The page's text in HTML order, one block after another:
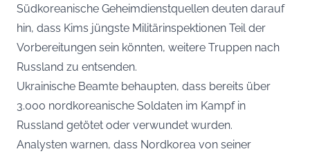
Südkoreanische Geheimdienstquellen deuten darauf
hin, dass Kims jüngste Militärinspektionen Teil der
Vorbereitungen sein könnten, weitere Truppen nach
Russland zu entsenden.
Ukrainische Beamte behaupten, dass bereits über
3.000 nordkoreanische Soldaten im Kampf in
Russland getötet oder verwundet wurden.
Analysten warnen, dass Nordkorea von seiner